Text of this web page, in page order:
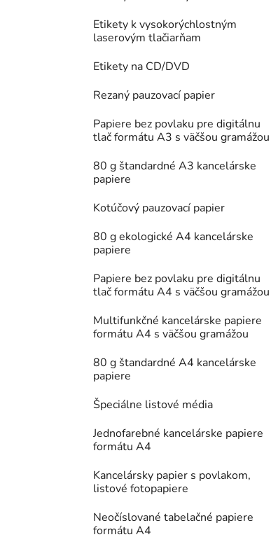
Etikety k vysokorýchlostným
laserovým tlačiarňam
Etikety na CD/DVD
Rezaný pauzovací papier
Papiere bez povlaku pre digitálnu
tlač formátu A3 s väčšou gramážou
80 g štandardné A3 kancelárske
papiere
Kotúčový pauzovací papier
80 g ekologické A4 kancelárske
papiere
Papiere bez povlaku pre digitálnu
tlač formátu A4 s väčšou gramážou
Multifunkčné kancelárske papiere
formátu A4 s väčšou gramážou
80 g štandardné A4 kancelárske
papiere
Špeciálne listové média
Jednofarebné kancelárske papiere
formátu A4
Kancelársky papier s povlakom,
listové fotopapiere
Neočíslované tabelačné papiere
formátu A4